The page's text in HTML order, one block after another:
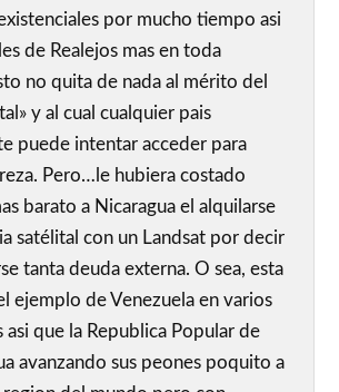
por mucho tiempo asi
de Realejos mas en toda
no quita de nada al mérito del
y al cual cualquier pais
puede intentar acceder para
Pero…le hubiera costado
barato a Nicaragua el alquilarse
satélital con un Landsat por decir
tanta deuda externa. O sea, esta
ejemplo de Venezuela en varios
asi que la Republica Popular de
avanzando sus peones poquito a